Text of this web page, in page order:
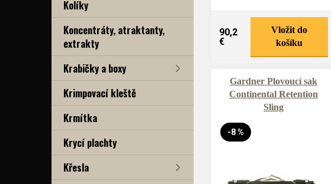
Kolíky
Koncentráty, atraktanty,
extrakty
Krabičky a boxy
Krimpovací kleště
Krmítka
Krycí plachty
Křesla
90,2
€
Vložit do
košíku
Gardner Plovoucí sak
Continental Retention
Sling
-8 %